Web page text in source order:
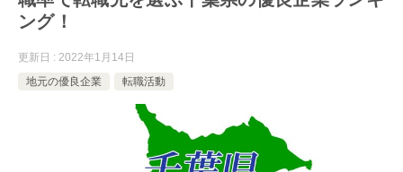
ング！
更新日 : 2022年1月14日
地元の優良企業
転職活動